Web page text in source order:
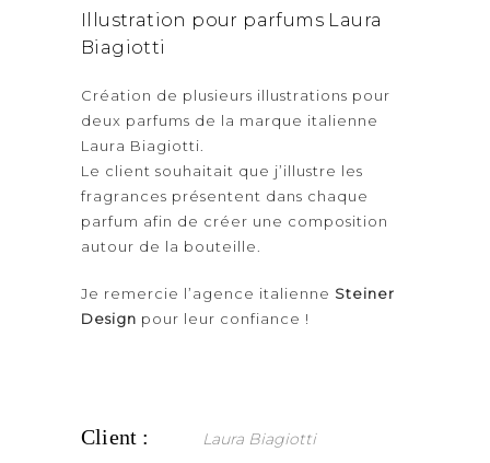
Illustration pour parfums Laura
Biagiotti
Création de plusieurs illustrations pour
deux parfums de la marque italienne
Laura Biagiotti
Le client souhaitait que j’illustre les
fragrances présentent dans chaque
parfum afin de créer une composition
autour de la bouteille.
Je remercie l’agence italienne Steiner
Design pour leur confiance !
Client : Laura Biagiotti